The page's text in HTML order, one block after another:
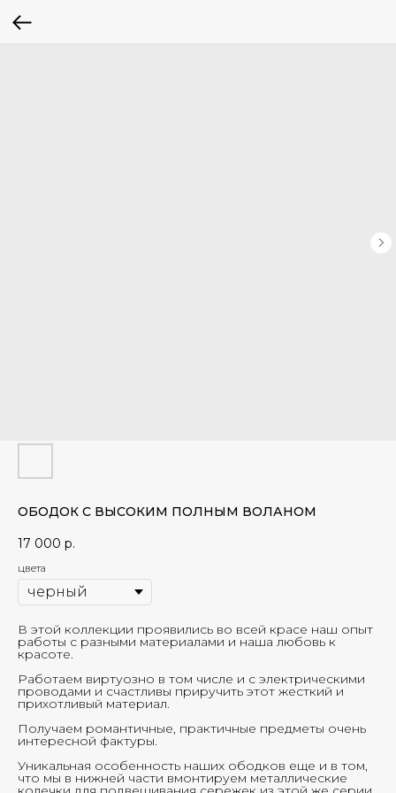
ОБОДОК С ВЫСОКИМ ПОЛНЫМ ВОЛАНОМ
17 000 р.
цвета
В этой коллекции проявились во всей красе наш опыт
работы с разными материалами и наша любовь к
красоте.
Работаем виртуозно в том числе и с электрическими
проводами и счастливы приручить этот жесткий и
прихотливый материал.
Получаем романтичные, практичные предметы очень
интересной фактуры.
Уникальная особенность наших ободков еще и в том,
что мы в нижней части вмонтируем металлические